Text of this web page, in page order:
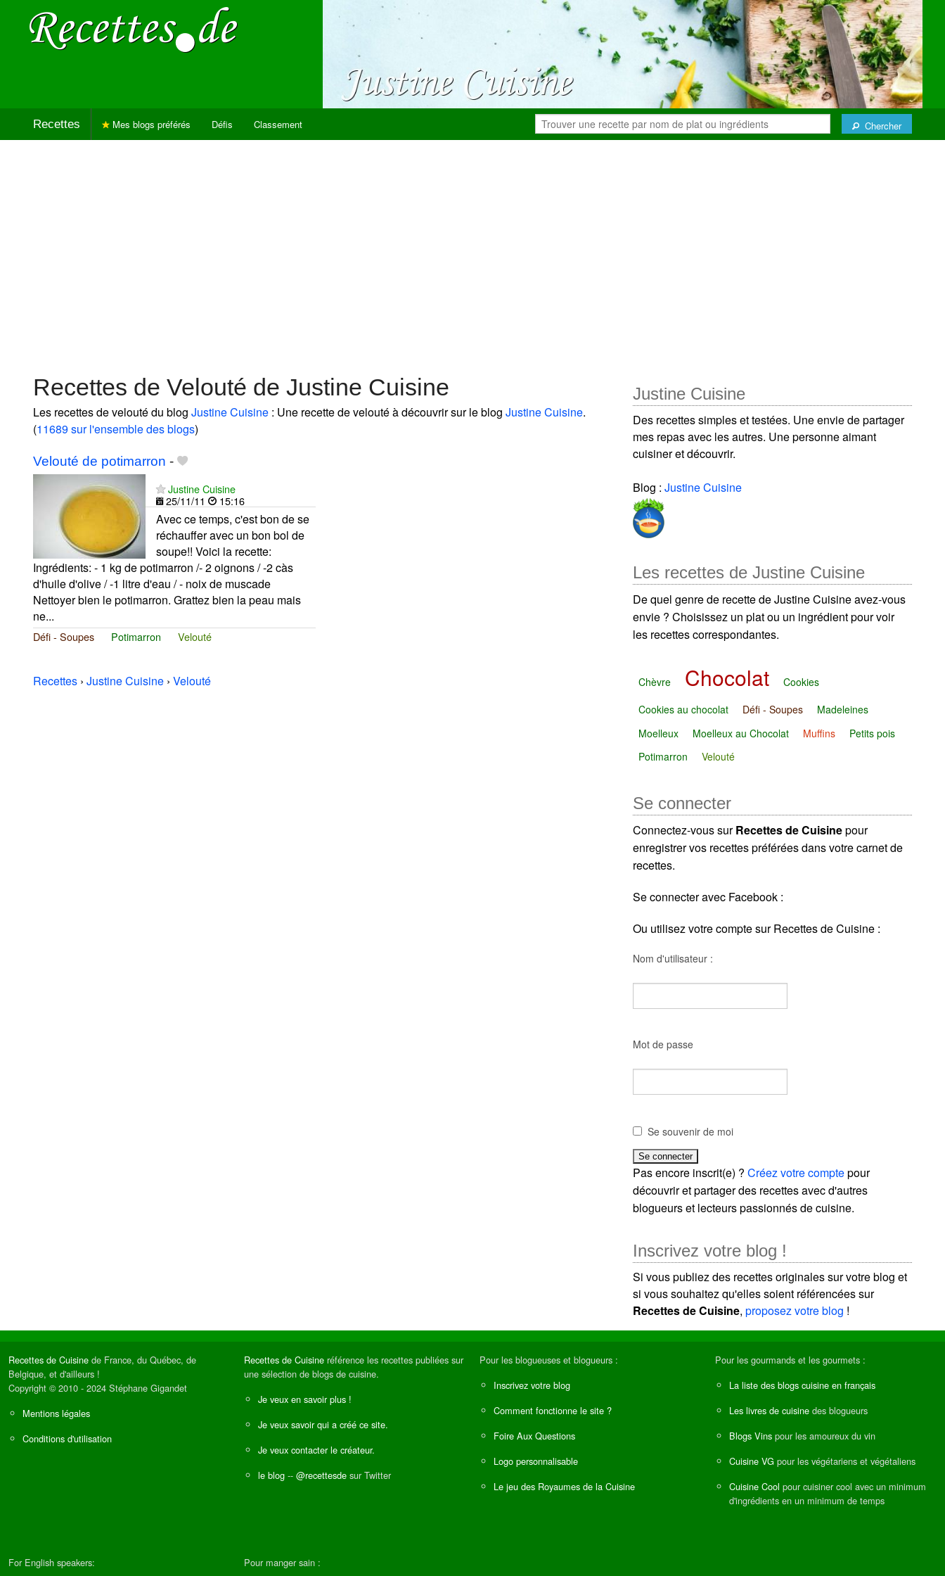
Recettes Chercher
Mes blogs préférés Défis Classement
Recettes de Velouté de Justine Cuisine
Les recettes de velouté du blog Justine Cuisine : Une recette de velouté à découvrir sur le blog Justine Cuisine.
(11689 sur l'ensemble des blogs)
Velouté de potimarron -
Justine Cuisine
25/11/11
15:16
Avec ce temps, c'est bon de se
réchauffer avec un bon bol de
soupe!! Voici la recette:
Ingrédients: - 1 kg de potimarron /- 2 oignons / -2 càs
d'huile d'olive / -1 litre d'eau / - noix de muscade
Nettoyer bien le potimarron. Grattez bien la peau mais
ne...
Défi - Soupes Potimarron Velouté
Recettes › Justine Cuisine › Velouté
Justine Cuisine
Des recettes simples et testées. Une envie de partager
mes repas avec les autres. Une personne aimant
cuisiner et découvrir.
Blog :Justine Cuisine
Les recettes de Justine Cuisine
De quel genre de recette de Justine Cuisine avez-vous
envie ? Choisissez un plat ou un ingrédient pour voir
les recettes correspondantes.
Chèvre Chocolat
Cookies
Cookies au chocolat
Défi - Soupes
Madeleines
Moelleux
Moelleux au Chocolat Muffins
Petits pois
Potimarron
Velouté
Se connecter
Connectez-vous surRecettes de Cuisinepour
enregistrer vos recettes préférées dans votre carnet de
recettes.
Se connecter avec Facebook :
Ou utilisez votre compte sur Recettes de Cuisine :
Nom d'utilisateur :
Mot de passe
Se souvenir de moi
Pas encore inscrit(e) ?Créez votre comptepour
découvrir et partager des recettes avec d'autres
blogueurs et lecteurs passionnés de cuisine.
Inscrivez votre blog !
Si vous publiez des recettes originales sur votre blog et
si vous souhaitez qu'elles soient référencées sur
Recettes de Cuisine,proposez votre blog !
Recettes de Cuisine de France, du Québec, de
Belgique, et d'ailleurs !
Copyright © 2010 - 2024 Stéphane Gigandet
Mentions légales
Conditions d'utilisation
Recettes de Cuisine référence les recettes publiées sur
une sélection de blogs de cuisine.
Je veux en savoir plus !
Je veux savoir qui a créé ce site.
Je veux contacter le créateur.
le blog -- @recettesde sur Twitter
Pour les blogueuses et blogueurs :
Inscrivez votre blog
Comment fonctionne le site ?
Foire Aux Questions
Logo personnalisable
Le jeu des Royaumes de la Cuisine
Pour les gourmands et les gourmets :
La liste des blogs cuisine en français
Les livres de cuisine des blogueurs
Blogs Vins pour les amoureux du vin
Cuisine VG pour les végétariens et végétaliens
Cuisine Cool pour cuisiner cool avec un minimum
d'ingrédients en un minimum de temps
For English speakers: Pour manger sain :